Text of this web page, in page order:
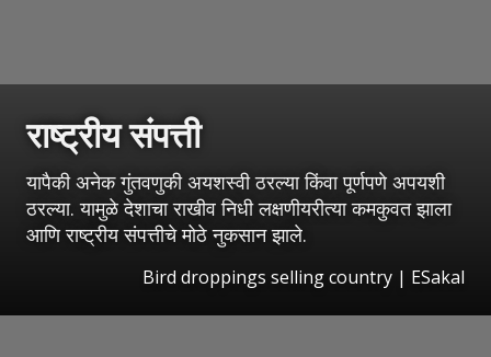
राष्ट्रीय संपत्ती
यापैकी अनेक गुंतवणुकी अयशस्वी ठरल्या किंवा पूर्णपणे अपयशी
ठरल्या. यामुळे देशाचा राखीव निधी लक्षणीयरीत्या कमकुवत झाला
आणि राष्ट्रीय संपत्तीचे मोठे नुकसान झाले.
Bird droppings selling country | ESakal